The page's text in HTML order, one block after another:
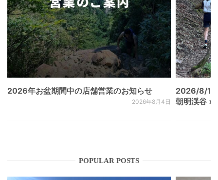
2026年お盆期間中の店舗営業のお知らせ
2026年8月4日
2026/8/
朝明渓谷 ×
POPULAR POSTS